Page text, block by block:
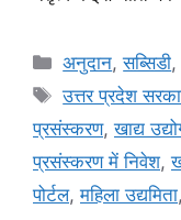
अनुदान,सब्सिडी
उत्तर प्रदेश
प्रसंस्करण,खाद्य
प्रसंस्करण में निवेश,
पोर्टल,महिला उद्यमिता